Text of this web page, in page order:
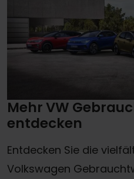
Mehr VW
entdecken
Entdecken Sie die
Volkswagen